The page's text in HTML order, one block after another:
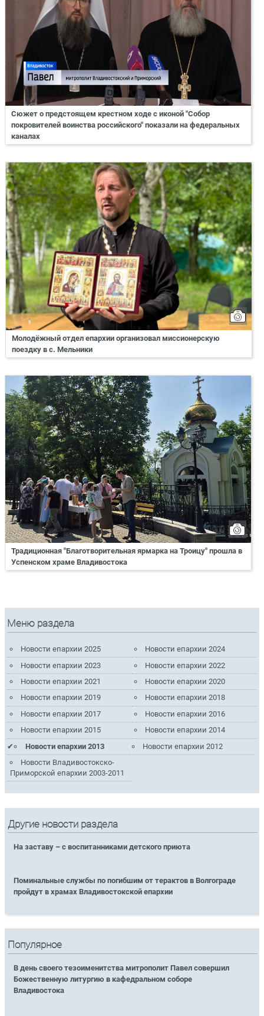
Сюжет о предстоящем крестном ходе с иконой "Собор
покровителей воинства российского" показали на федеральных
каналах
Молодёжный отдел епархии организовал миссионерскую
поездку в с. Мельники
Традиционная "Благотворительная ярмарка на Троицу" прошла в
Успенском храме Владивостока
Меню раздела
Новости епархии 2025
Новости епархии 2024
Новости епархии 2023
Новости епархии 2022
Новости епархии 2021
Новости епархии 2020
Новости епархии 2019
Новости епархии 2018
Новости епархии 2017
Новости епархии 2016
Новости епархии 2015
Новости епархии 2014
Новости епархии 2013
Новости епархии 2012
Новости Владивостокско-
Приморской епархии 2003-2011
Другие новости раздела
На заставу – с воспитанниками детского приюта
Поминальные службы по погибшим от терактов в Волгограде
пройдут в храмах Владивостокской епархии
Популярное
В день своего тезоименитства митрополит Павел совершил
Божественную литургию в кафедральном соборе
Владивостока